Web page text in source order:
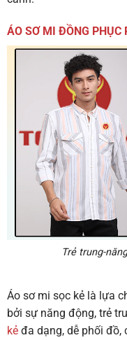
ÁO SƠ MI ĐỒNG PHỤC
Trẻ trung-
Áo sơ mi sọc kẻ là lựa
bởi sự năng động, trẻ
kẻ đa dạng, dễ phối đồ,